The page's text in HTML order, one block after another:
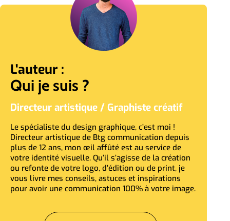
L'auteur :
Qui je suis ?
Directeur artistique / Graphiste créatif
Le spécialiste du design graphique, c’est moi !
Directeur artistique de Btg communication depuis
plus de 12 ans, mon œil affûté est au service de
votre identité visuelle. Qu’il s’agisse de la création
ou refonte de votre logo, d’édition ou de print, je
vous livre mes conseils, astuces et inspirations
pour avoir une communication 100% à votre image.